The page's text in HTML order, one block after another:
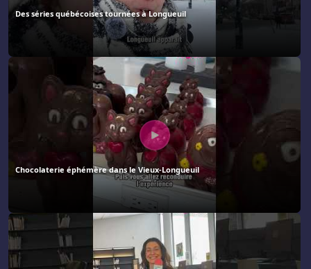
Des séries québécoises tournées à Longueuil
Chocolaterie éphémère dans le Vieux-Longueuil